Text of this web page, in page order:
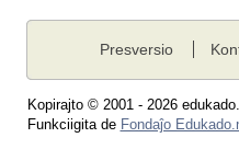
Presversio
Kopirajto © 2001 - 2026
Funkciigita de Fondaĵo